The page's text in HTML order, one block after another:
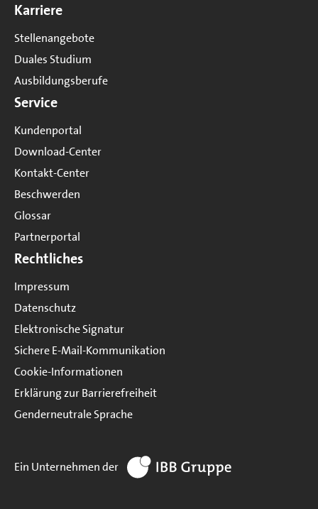
Karriere
Stellenangebote
Duales Studium
Ausbildungsberufe
Service
Kundenportal
Download-Center
Kontakt-Center
Beschwerden
Glossar
Partnerportal
Rechtliches
Impressum
Datenschutz
Elektronische Signatur
Sichere E-Mail-Kommunikation
Cookie-Informationen
Erklärung zur Barrierefreiheit
Genderneutrale Sprache
zur Website IBB Gruppe
Ein Unternehmen der